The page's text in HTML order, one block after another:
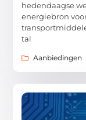
hedendaagse
energiebron
tal
Aanbiedingen